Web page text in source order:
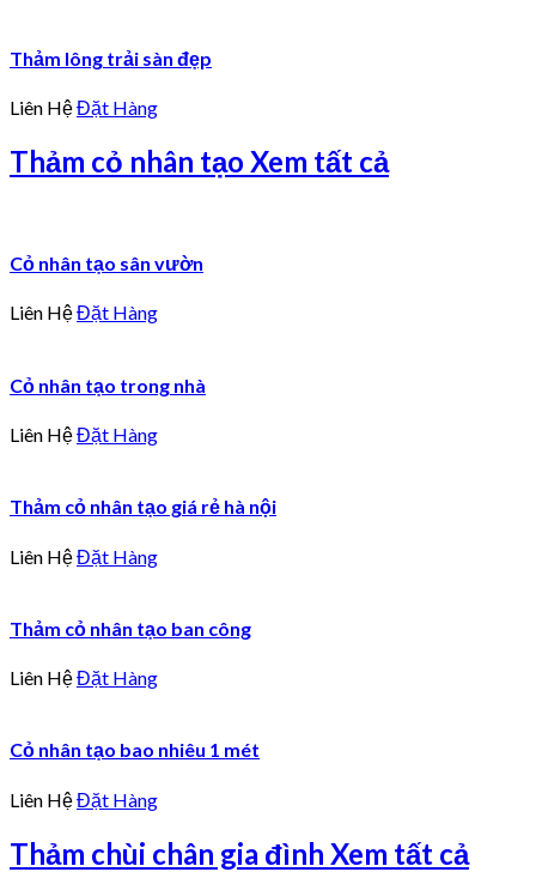
Thảm lông trải sàn đẹp
Liên HệĐặt Hàng
Thảm cỏ nhân tạo Xem tất cả
Cỏ nhân tạo sân vườn
Liên HệĐặt Hàng
Cỏ nhân tạo trong nhà
Liên HệĐặt Hàng
Thảm cỏ nhân tạo giá rẻ hà nội
Liên HệĐặt Hàng
Thảm cỏ nhân tạo ban công
Liên HệĐặt Hàng
Cỏ nhân tạo bao nhiêu 1 mét
Liên HệĐặt Hàng
Thảm chùi chân gia đình Xem tất cả